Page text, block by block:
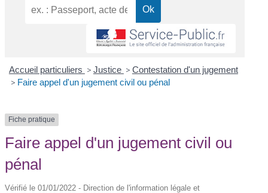
Accueil particuliers > Justice > Contestation d'un jugement
> Faire appel d'un jugement civil ou pénal
Fiche pratique
Faire appel d'un jugement civil ou
pénal
Vérifié le 01/01/2022 - Direction de l'information légale et